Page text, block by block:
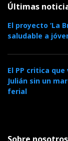
Últimas
El proyecto ‘La
saludable a
El PP critica
Julián sin un
ferial